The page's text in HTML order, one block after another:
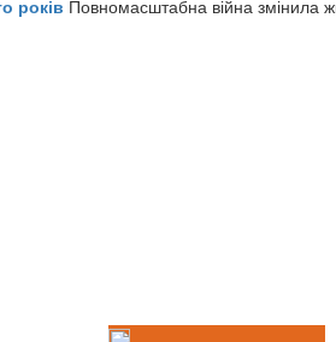
років Повномасштабна війна змінила